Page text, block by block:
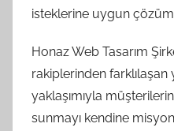
isteklerine uygun
Honaz Web Tasarım
rakiplerinden farklılaşan
yaklaşımıyla
sunmayı kendine